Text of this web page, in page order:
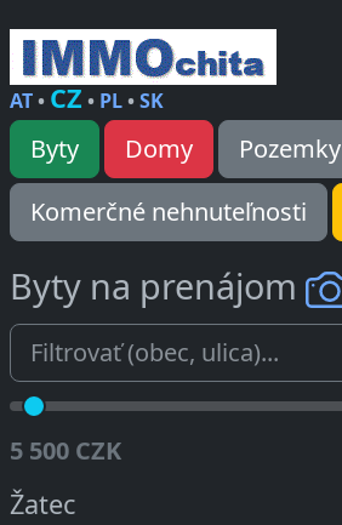
AT• CZ • PL•SK
Byty Domy
Pozemky
Komerčné nehnuteľnosti
Byty na prenájom
5 500 CZK
Žatec